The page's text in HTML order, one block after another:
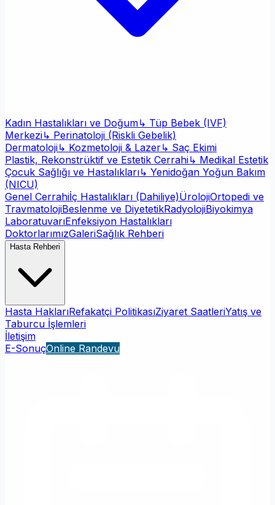
Kadın Hastalıkları ve Doğum↳ Tüp Bebek (IVF)
Merkezi↳ Perinatoloji (Riskli Gebelik)
Dermatoloji↳ Kozmetoloji & Lazer↳ Saç Ekimi
Plastik, Rekonstrüktif ve Estetik Cerrahi↳ Medikal Estetik
Çocuk Sağlığı ve Hastalıkları↳ Yenidoğan Yoğun Bakım
(NICU)
Genel Cerrahiİç Hastalıkları (Dahiliye)ÜrolojiOrtopedi ve
TravmatolojiBeslenme ve DiyetetikRadyolojiBiyokimya
LaboratuvarıEnfeksiyon Hastalıkları
DoktorlarımızGaleriSağlık Rehberi
Hasta Rehberi
Hasta HaklarıRefakatçi PolitikasıZiyaret SaatleriYatış ve
Taburcu İşlemleri
İletişim
E-SonuçOnline Randevu